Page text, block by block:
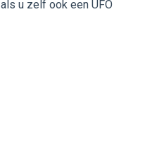
als u zelf ook een UFO